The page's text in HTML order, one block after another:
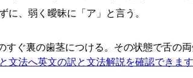
に、弱く曖昧に「ア」と言う。
すぐ裏の歯茎につける。その状態で舌の
文法へ英文の訳と文法解説を確認できます